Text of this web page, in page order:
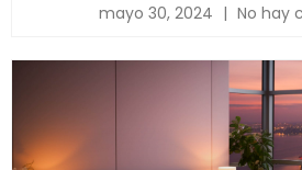
mayo 30, 2024 No hay